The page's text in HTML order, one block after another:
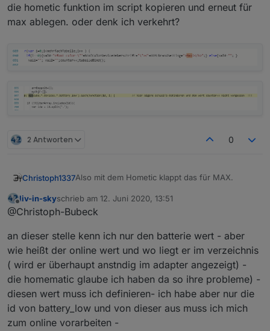
die hometic funktion im script kopieren und erneut für
max ablegen. oder denk ich verkehrt?
2 Antworten 0
Christoph1337Also mit dem Hometic klappt das für MAX.
Wie gesagt musste ich nur den Suchstring
anpassen. Wenn das auch andere nutzen
wollen müsste man nur die hometic funktion im
script kopieren und erneut für max ablegen.
oder denk ich verkehrt?
Offline
liv-in-skyschrieb am 12. Juni 2020, 13:51
zuletzt editiert von
@Christoph-Bubeck
an dieser stelle kenn ich nur den batterie wert - aber
wie heißt der online wert und wo liegt er im verzeichnis
( wird er überhaupt anstndig im adapter angezeigt) -
die homematic glaube ich haben da so ihre probleme) -
diesen wert muss ich definieren- ich habe aber nur die
id von battery_low und von dieser aus muss ich mich
zum online vorarbeiten -